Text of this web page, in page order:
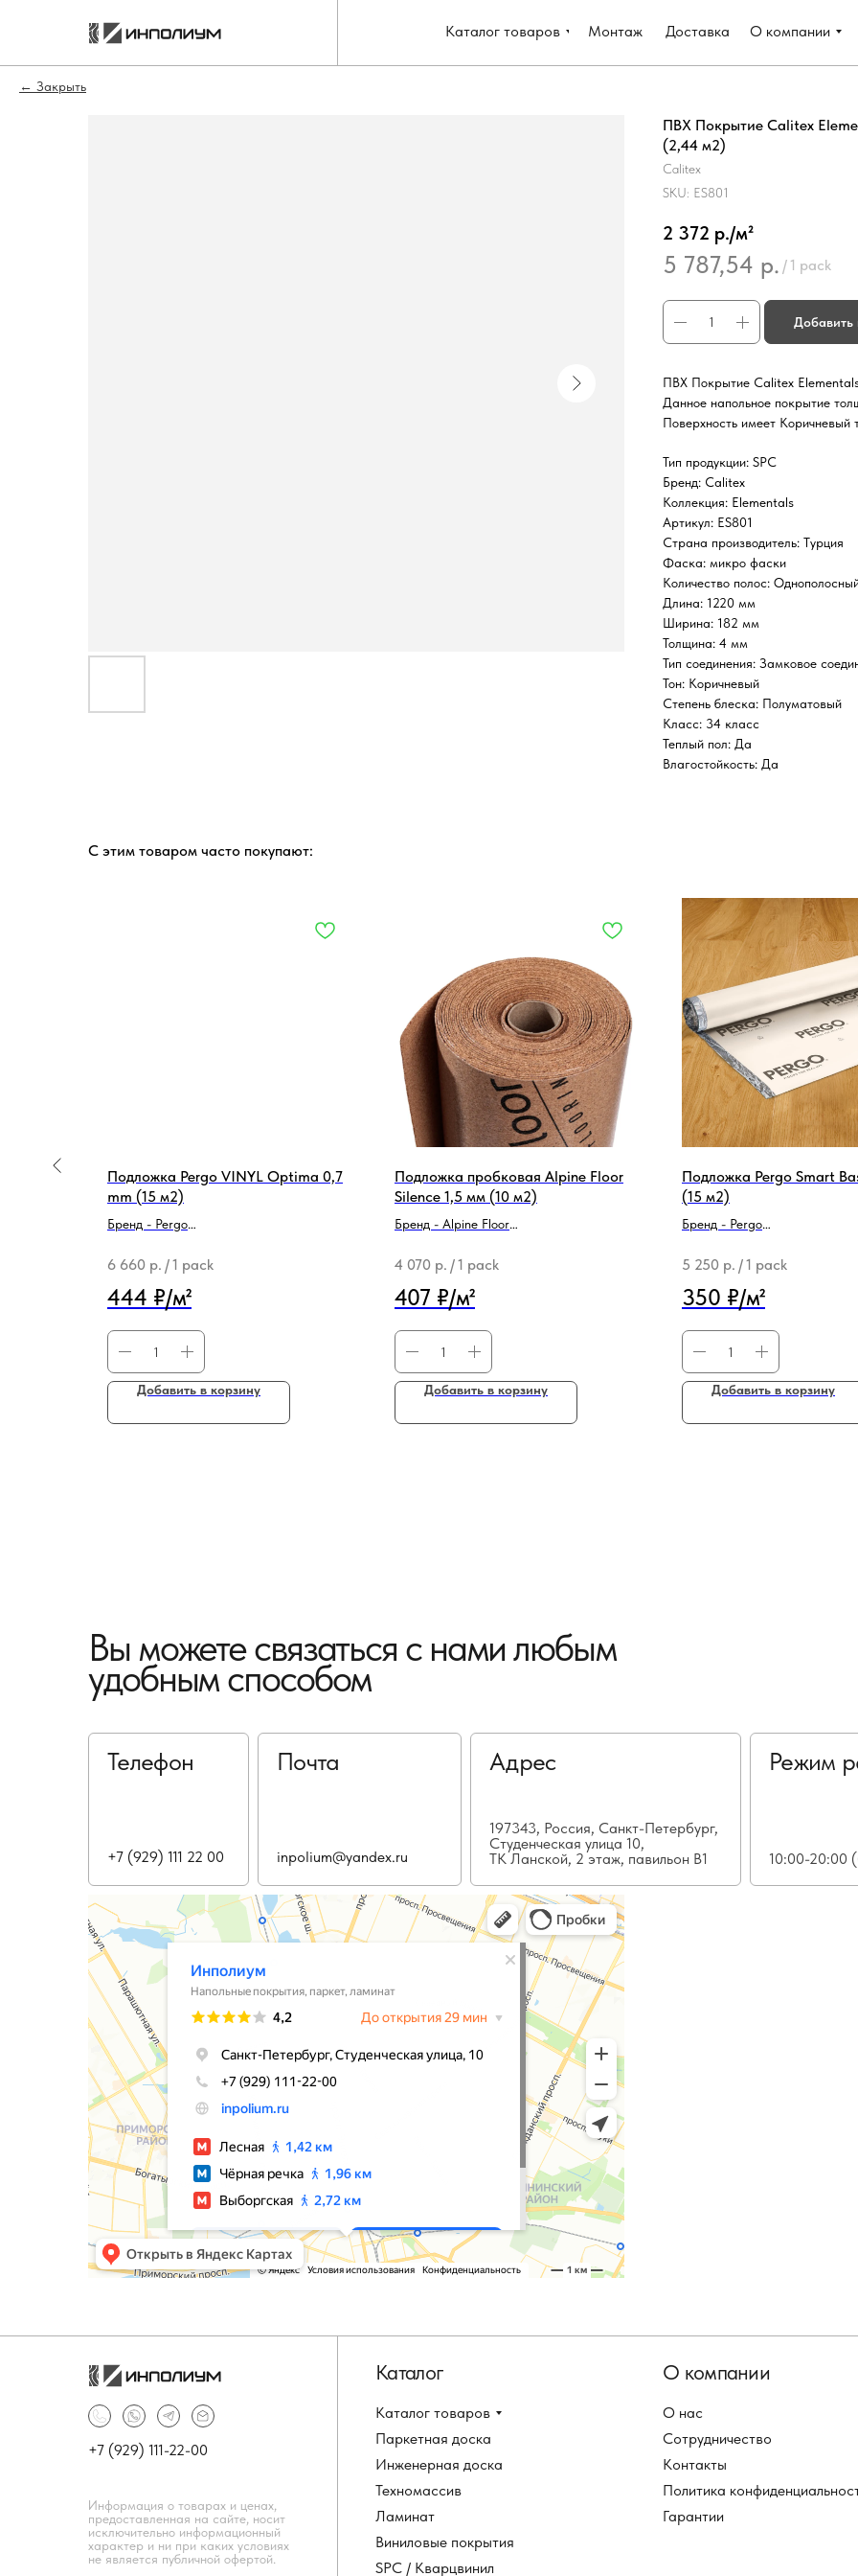
Каталог товаров Монтаж Доставка О компании
Закрыть
ПВХ Покрытие Calitex
(2,44 м2)
Calitex
SKU: ES801
2 372 р./м²
5 787,54 р. / 1 pack
Добавить
ПВХ Покрытие Calitex
Данное напольное покрытие
Поверхность имеет
Тип продукции: SPC
Бренд: Calitex
Коллекция: Elementals
Артикул: ES801
Страна производитель: Турция
Фаска: микро фаски
Количество полос:
Длина: 1220 мм
Ширина: 182 мм
Толщина: 4 мм
Тип соединения: Замковое
Тон: Коричневый
Степень блеска: Полуматовый
Класс: 34 класс
Теплый пол: Да
Влагостойкость: Да
С этим товаром часто покупают:
Подложка Pergo VINYL Optima 0,7
mm (15 м2)
Бренд - Pergo
6 660 р. /1 pack
444 ₽/м²
Добавить в корзину
Подложка пробковая Alpine Floor
Silence 1,5 мм (10 м2)
Бренд - Alpine Floor
4 070 р. /1 pack
407 ₽/м²
Добавить в корзину
Подложка Pergo Smart
(15 м2)
Бренд - Pergo
5 250 р. /1 pack
350 ₽/м²
Добавить в корзину
Вы можете связаться с нами любым
удобным способом
Телефон Почта Адрес
197343, Россия, Санкт-Петербург,
Студенческая улица 10,
ТК Ланской, 2 этаж, павильон В1
Режим
10:00-20:00
+7 (929) 111 22 00 inpolium@yandex.ru
Каталог товаров
Паркетная доска
Инженерная доска
Техномассив
+7 (929) 111-22-00
Информация о товарах и ценах,
предоставленная на сайте, носит
исключительно информационный
характер и ни при каких условиях
не является публичной офертой.
Каталог
Ламинат
Виниловые покрытия
SPC / Кварцвинил
О нас
Сотрудничество
Контакты
Политика
О компании
Гарантии